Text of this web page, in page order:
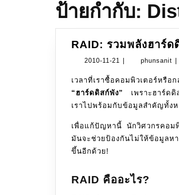
ป้ายกำกับ:
RAID: รวมพลังฮาร์
2010-11-21 2010-
21
phunsanit
เวลาที่เราซื้อคอมพิวเตอร์หรื
“ฮาร์ดดิสก์พัง”
เพราะฮาร์ดดิ
เราไปพร้อมกับข้อมูลสำคัญทั้ง
เพื่อแก้ปัญหานี้ นักวิศวกรคอม
มันจะช่วยป้องกันไม่ให้ข้อมูลห
ขึ้นอีกด้วย!
RAID คืออะไร?